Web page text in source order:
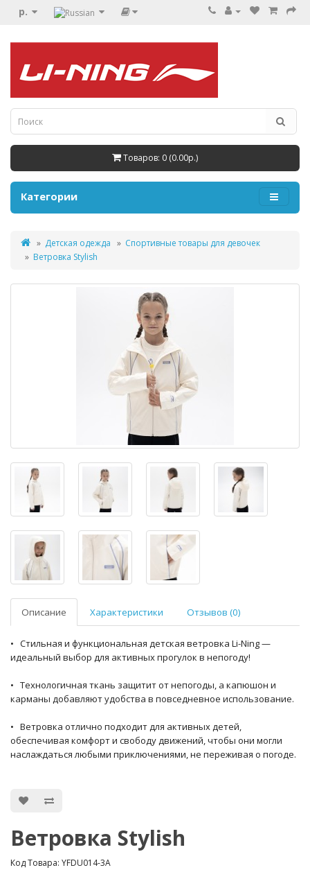
р.
Товаров: 0 (0.00р.)
Категории
Детская одежда
Спортивные товары для девочек
Ветровка Stylish
Описание Характеристики Отзывов (0)
• Стильная и функциональная детская ветровка Li-Ning —
идеальный выбор для активных прогулок в непогоду!
• Технологичная ткань защитит от непогоды, а капюшон и
карманы добавляют удобства в повседневное использование.
• Ветровка отлично подходит для активных детей,
обеспечивая комфорт и свободу движений, чтобы они могли
наслаждаться любыми приключениями, не переживая о погоде.
Ветровка Stylish
Код Товара: YFDU014-3A